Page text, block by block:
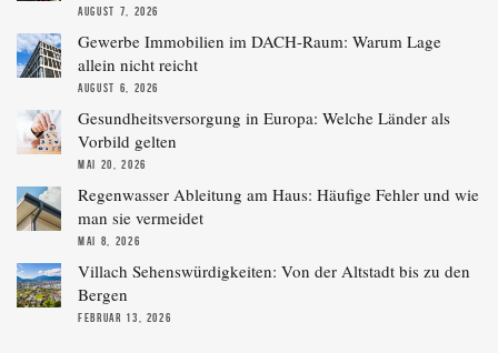
AUGUST 7, 2026
Gewerbe Immobilien im DACH-Raum: Warum Lage
allein nicht reicht
AUGUST 6, 2026
Gesundheitsversorgung in Europa: Welche Länder als
Vorbild gelten
MAI 20, 2026
Regenwasser Ableitung am Haus: Häufige Fehler und wie
man sie vermeidet
MAI 8, 2026
Villach Sehenswürdigkeiten: Von der Altstadt bis zu den
Bergen
FEBRUAR 13, 2026